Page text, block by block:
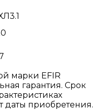
марки EFIR
гарантия. Срок
даты приобретения.